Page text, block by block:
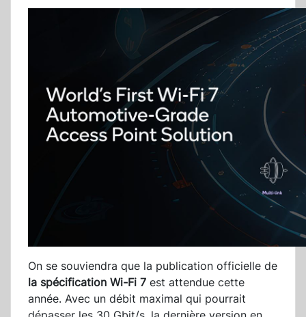
On se souviendra que la publication officielle de
la spécification Wi-Fi 7 est attendue cette
année. Avec un débit maximal qui pourrait